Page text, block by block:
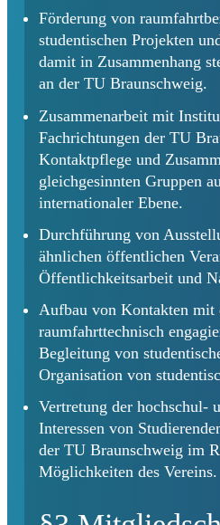
Förderung von
studentischen Projekten
damit in Zusammenhang
an der TU Braunschweig.
Zusammenarbeit mit
Fachrichtungen der TU
Kontaktpflege und
gleichgesinnten Gruppen
internationaler Ebene.
Durchführung von
ähnlichen öffentlichen
Öffentlichkeitsarbeit und
Aufbau von Kontakten mit
raumfahrttechnisch
Begleitung von
Organisation von
Vertretung der hochschul-
Interessen von
der TU Braunschweig im
Möglichkeiten des Vereins.